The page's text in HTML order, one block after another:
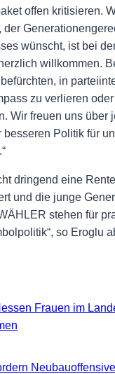
offen kritisieren.
der
wünscht, ist bei
willkommen.
in
zu verlieren
Wir freuen uns über
besseren Politik für
dringend eine
und die junge
stehen für
so Eroglu
Frauen im